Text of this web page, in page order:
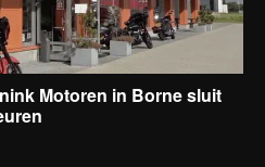
Motoren in Borne sluit